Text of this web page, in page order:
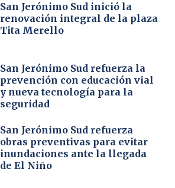
San Jerónimo Sud inició la
renovación integral de la plaza
Tita Merello
San Jerónimo Sud refuerza la
prevención con educación vial
y nueva tecnología para la
seguridad
San Jerónimo Sud refuerza
obras preventivas para evitar
inundaciones ante la llegada
de El Niño